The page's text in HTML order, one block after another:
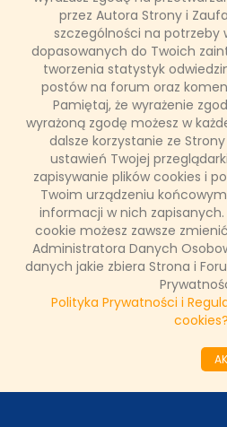
przez Autora Strony i
szczególności na potrzeby
dopasowanych do Twoich
tworzenia statystyk
postów na forum oraz
Pamiętaj, że wyrażenie
wyrażoną zgodę możesz w
dalsze korzystanie ze
ustawień Twojej
zapisywanie plików cookies i
Twoim urządzeniu
informacji w nich zapisanych.
cookie możesz zawsze
Administratora Danych
danych jakie zbiera Strona i
Polityka Prywatności i
cookies?
ODZIAŁY
roku. W obliczu rosnących cen
emisji spalin oraz większej
więcej kierowców rozważa
tradycyjnego auta spalinowego.
Łukasz Ropczyński
15 marca 2025, 11:17
(0 komentarzy)
CZYTAJ
«« « 1 2 3 4 5